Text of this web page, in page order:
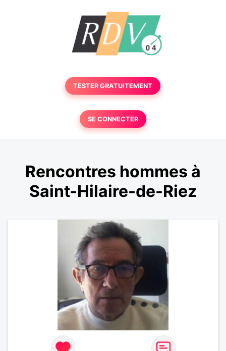
TESTER GRATUITEMENT
SE CONNECTER
Rencontres hommes à
Saint-Hilaire-de-Riez